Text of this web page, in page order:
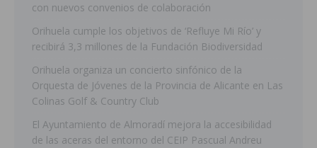
con nuevos convenios de colaboración
Orihuela cumple los objetivos de ‘Refluye Mi Río’ y
recibirá 3,3 millones de la Fundación Biodiversidad
Orihuela organiza un concierto sinfónico de la
Orquesta de Jóvenes de la Provincia de Alicante en Las
Colinas Golf & Country Club
El Ayuntamiento de Almoradí mejora la accesibilidad
de las aceras del entorno del CEIP Pascual Andreu